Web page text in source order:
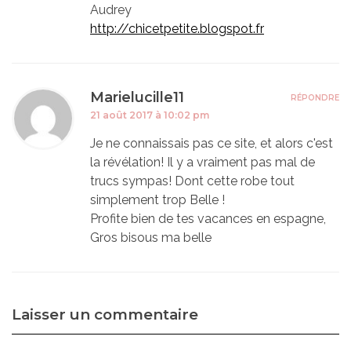
Audrey
http://chicetpetite.blogspot.fr
Marielucille11
21 août 2017 à 10:02 pm
Je ne connaissais pas ce site, et alors c'est
la révélation! Il y a vraiment pas mal de
trucs sympas! Dont cette robe tout
simplement trop Belle !
Profite bien de tes vacances en espagne,
Gros bisous ma belle
RÉPONDRE
Laisser un commentaire